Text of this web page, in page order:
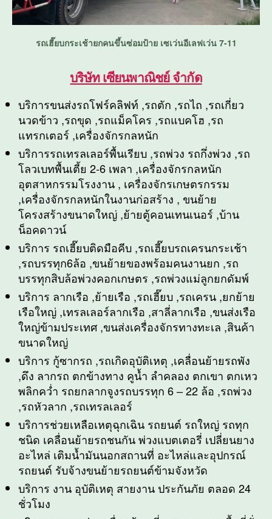
รถเฮี๊ยบกระเช้ายกคนขึ้นซ่อมป้าย เซเว่นอีเลฟเว่น 7-11
บริษัท เซียนพาณิชย์ จำกัด
บริการขนส่งรถโฟร์คลิฟท์ ,รถตัก ,รถไถ ,รถเกี่ยว
นวดข้าว ,รถขุด ,รถแม็คโคร ,รถแบคโฮ ,รถ
แทรกเตอร์ ,เครื่องจักรกลหนัก
บริการรถเทรลเลอร์พื้นเรียบ ,รถพ่วง รถกึ่งพ่วง ,รถ
โลวเบทพื้นเตี้ย 2-6 เพลา ,เครื่องจักรกลหนัก
อุตสาหกรรมโรงงาน , เครื่องจักรเกษตรกรรม
,เครื่องจักรกลหนักในงานก่อสร้าง , ขนย้าย
โครงสร้างขนาดใหญ่ ,ย้ายตู้คอนเทนเนอร์ ,บ้าน
น็อคดาวน์
บริการ รถเฮี๊ยบติดมือคีบ ,รถเฮี๊ยบรถเครนกระเช้า
,รถบรรทุก6ล้อ ,ขนย้ายของพร้อมคนงานยก ,รถ
บรรทุกสิบล้อพ่วงคอกเกษตร ,รถพ่วงแม่ลูกยกดัมพ์
บริการ ลากเรือ ,ย้ายเรือ ,รถเฮี๊ยบ ,รถเครน ,ยกย้าย
เรือใหญ่ ,เทรลเลอร์ลากเรือ ,สาลี่ลากเรือ ,ขนส่งเรือ
ใหญ่ข้ามประเทศ ,ขนส่งเครื่องจักรทางทะเล ,สินค้า
ขนาดใหญ่
บริการ กู้ซากรถ ,รถเกิดอุบัติเหตุ ,เคลื่อนย้ายรถพัง
,ดึง ลากรถ ตกข้างทาง คูน้ำ ลำคลอง ตกเขา ตกเหว
พลิกคว่ำ รถยกลากจูงรถบรรทุก 6 – 22 ล้อ ,รถพ่วง
,รถหัวลาก ,รถเทรลเลอร์
บริการช่วยเหลือเหตุฉุกเฉิน รถยนต์ รถใหญ่ รถทุก
ชนิด เคลื่อนย้ายรถชนกัน พ่วงแบตเตอรี่ เปลี่ยนยาง
อะไหล่ เติมน้ำมันนอกสถานที่ อะไหล่และอุปกรณ์
รถยนต์ รับจ้างขนย้ายรถยนต์ข้ามจังหวัด
บริการ งาน อุบัติเหตุ สายงาน ประกันภัย ตลอด 24
ชั่วโมง